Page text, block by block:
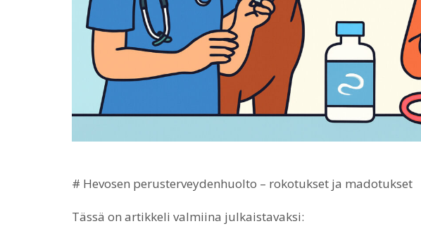
# Hevosen perusterveydenhuolto – rokotukset ja madotukset
Tässä on artikkeli valmiina julkaistavaksi: